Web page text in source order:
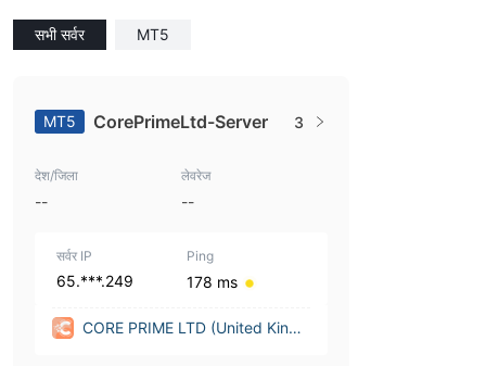
सभी सर्वर MT5
MT5 CorePrimeLtd-Server 3
देश/जिला
--
लेवरेज
--
सर्वर IP
65.***.249
Ping
178 ms
CORE PRIME LTD (United Kingd